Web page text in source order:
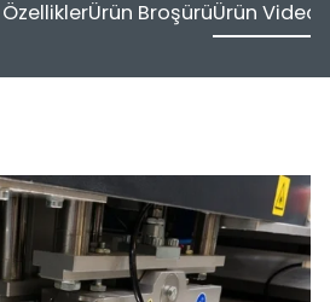
Ürün BroşürüÜrün